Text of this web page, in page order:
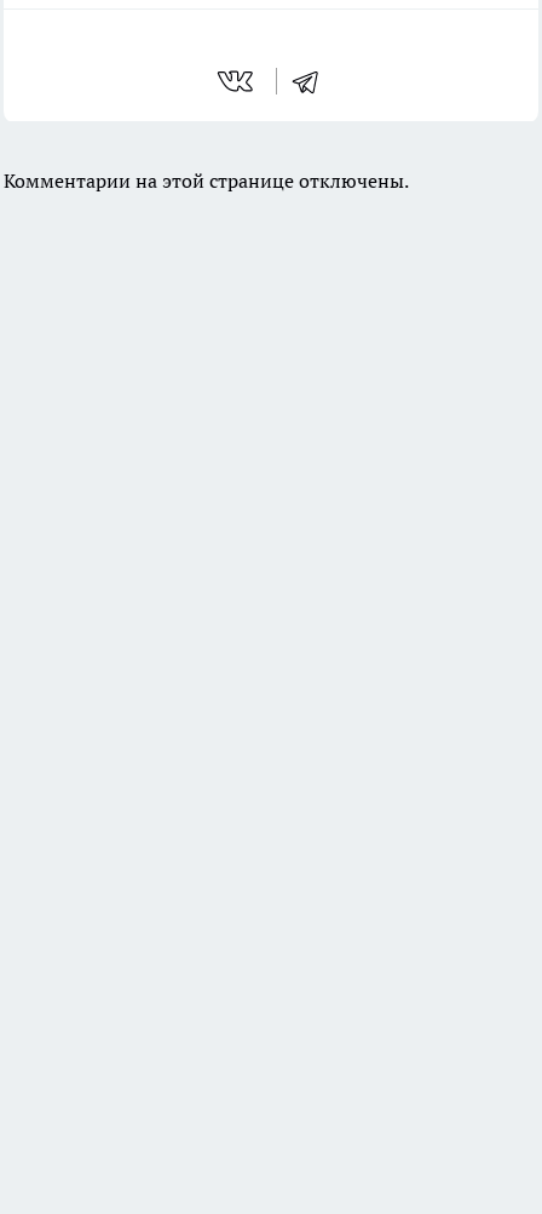
Комментарии на этой странице отключены.